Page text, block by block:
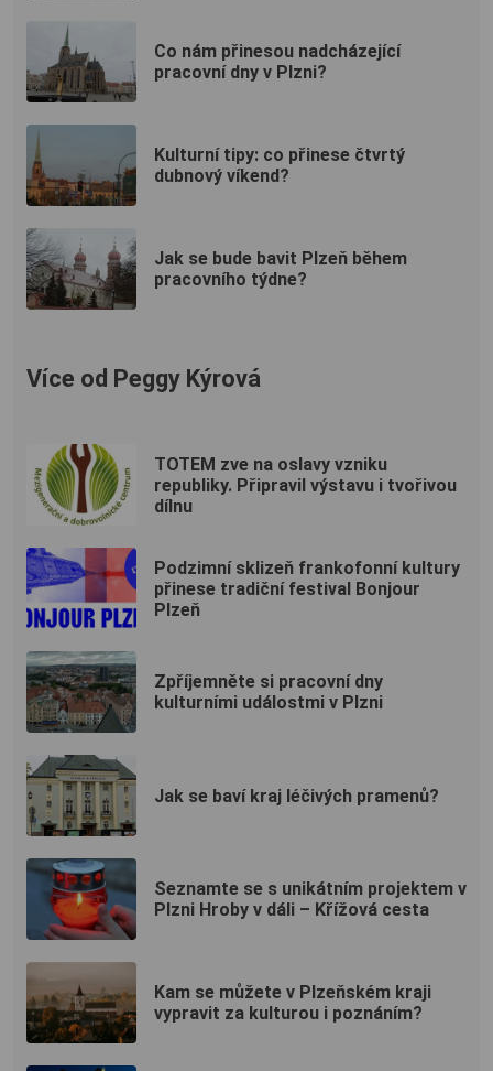
Co nám přinesou nadcházející
pracovní dny v Plzni?
Kulturní tipy: co přinese čtvrtý
dubnový víkend?
Jak se bude bavit Plzeň během
pracovního týdne?
Více od Peggy Kýrová
TOTEM zve na oslavy vzniku
republiky. Připravil výstavu i tvořivou
dílnu
Podzimní sklizeň frankofonní kultury
přinese tradiční festival Bonjour
Plzeň
Zpříjemněte si pracovní dny
kulturními událostmi v Plzni
Jak se baví kraj léčivých pramenů?
Seznamte se s unikátním projektem v
Plzni Hroby v dáli – Křížová cesta
Kam se můžete v Plzeňském kraji
vypravit za kulturou i poznáním?